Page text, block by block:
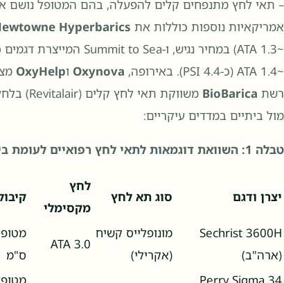
– תאי לחץ מתנפחים קלים להפעלה, בהם המטופל נושם
אמריקאיות נוספות כוללות את Hyperbarics
~1.4 ATA (כ-4.4 PSI). באירופה,
Oxynova וOxyHelp
רשת BioBarica
מול ביתיים במדדים עיקריים:
טבלה 1: השוואת דוגמאות לתאי לחץ רפואיים לעומת ביתיים
יצרן ודגם סוג תא לחץ
לחץ
מקסימלי
Sechrist 3600H
(ארה"ב)
מונופלייס קשיח
(אקרילי)
3.0 ATA
ס"מ
Perry Sigma 34